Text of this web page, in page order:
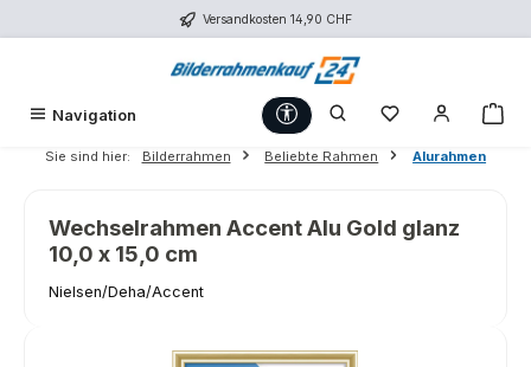
Zum Hauptinhalt springen Versandkosten 14,90 CHF
Navigation Werkzeugleiste anzeigen
Du hast 0
Sie sind hier: Bilderrahmen Beliebte Rahmen Alurahmen
Wechselrahmen Accent Alu Gold glanz
10,0 x 15,0 cm
Nielsen/Deha/Accent